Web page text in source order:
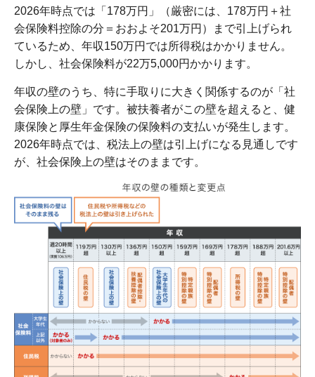
2026年時点では「178万円」（厳密には、178万円＋社
会保険料控除の分＝おおよそ201万円）まで引上げられ
ているため、年収150万円では所得税はかかりません。
しかし、社会保険料が22万5,000円かかります。
年収の壁のうち、特に手取りに大きく関係するのが「社
会保険上の壁」です。被扶養者がこの壁を超えると、健
康保険と厚生年金保険の保険料の支払いが発生します。
2026年時点では、税法上の壁は引上げになる見通しです
が、社会保険上の壁はそのままです。